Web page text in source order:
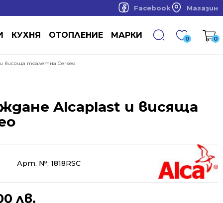
Facebook Магазин
КУХНЯ ОТОПЛЕНИЕ МАРКИ 0 0
и висяща тоалетна Cerseo
Alcaplast и висяща
Арт. №: 1818RSC
лв.